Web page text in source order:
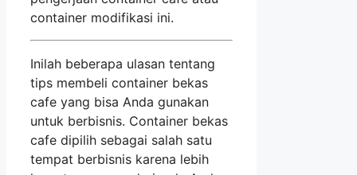
container modifikasi ini.
Inilah beberapa ulasan tentang
tips membeli container bekas
cafe yang bisa Anda gunakan
untuk berbisnis. Container bekas
cafe dipilih sebagai salah satu
tempat berbisnis karena lebih